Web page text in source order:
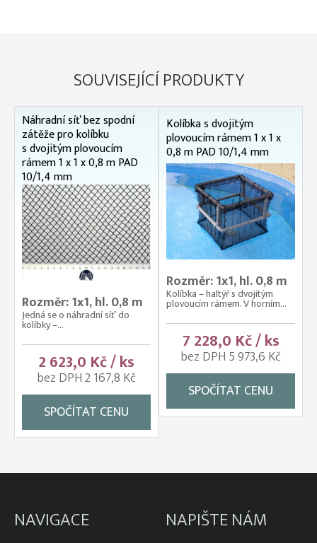
SOUVISEJÍCÍ PRODUKTY
Náhradní síť bez spodní
zátěže pro kolíbku
s dvojitým plovoucím
rámem 1 x 1 x 0,8 m PAD
10/1,4 mm
Rozměr: 1x1, hl. 0,8 m
Jedná se o náhradní síť do
kolíbky –...
2 623,0 Kč / ks
bez DPH 2 167,8 Kč
SPOČÍTAT CENU
Kolíbka s dvojitým
plovoucím rámem 1 x 1 x
0,8 m PAD 10/1,4 mm
Rozměr: 1x1, hl. 0,8 m
Kolíbka – haltýř s dvojitým
plovoucím rámem. V horním...
7 228,0 Kč / ks
bez DPH 5 973,6 Kč
SPOČÍTAT CENU
NAVIGACE NAPIŠTE NÁM